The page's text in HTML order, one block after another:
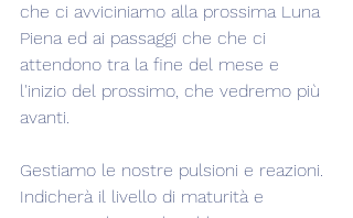
che ci avviciniamo alla prossima Luna
Piena ed ai passaggi che che ci
attendono tra la fine del mese e
l'inizio del prossimo, che vedremo più
avanti.
Gestiamo le nostre pulsioni e reazioni.
Indicherà il livello di maturità e